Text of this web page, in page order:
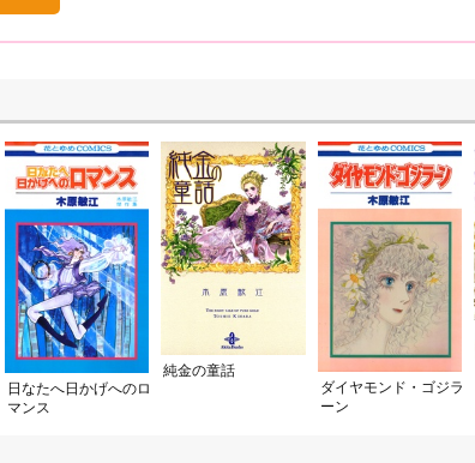
日なたへ日かげへのロ
マンス
純金の童話
ダイヤモンド・ゴジラ
ーン